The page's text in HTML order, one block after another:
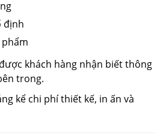
định
khách hàng nhận biết thông
trong.
kể chi phí thiết kế, in ấn và